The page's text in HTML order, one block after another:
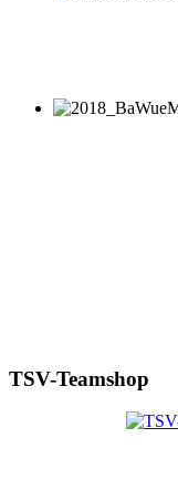
TSV-Teamshop